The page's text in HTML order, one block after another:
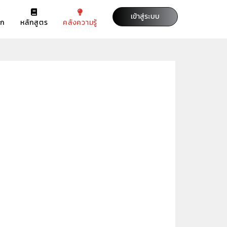
หลักสูตร คลังความรู้
เข้าสู่ระบบ